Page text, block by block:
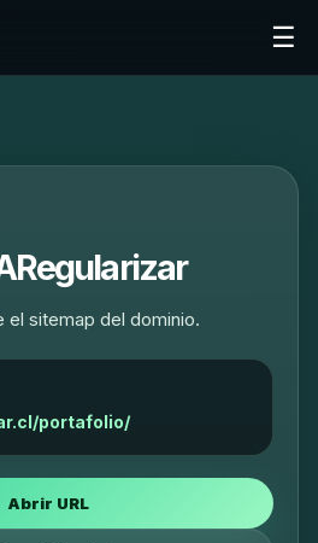
☰
el sitemap del dominio.
portafolio/
Abrir URL